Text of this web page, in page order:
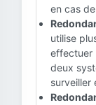
en cas
utilise
effectuer
deux
surveiller